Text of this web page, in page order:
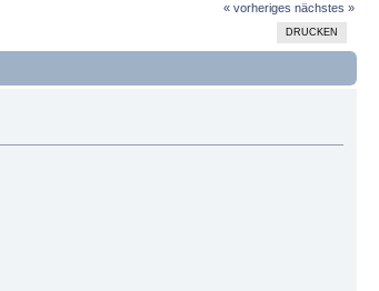
« vorheriges nächstes »
DRUCKEN